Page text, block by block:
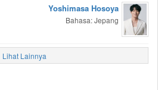
Yoshimasa Hosoya
Bahasa: Jepang
Lihat Lainnya